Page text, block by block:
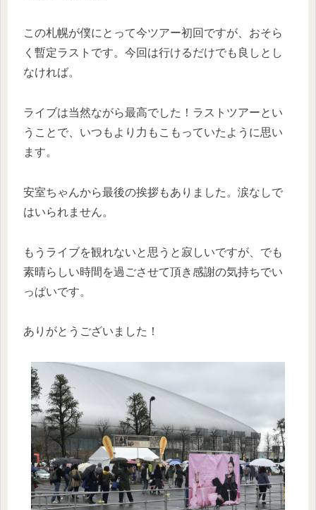
この札幌が僕にとって今ツアー初回ですが、おそら
く暫定ラストです。今回は行けるだけでも良しとし
なければ。
ライブは当然ながら最高でした！ラストツアーとい
うことで、いつもより力もこもっていたように思い
ます。
安室ちゃんから最後の挨拶もありました。涙なしで
はいられません。
もうライブを観れないと思うと寂しいですが、でも
素晴らしい時間を過ごさせて頂き感謝の気持ちでい
っぱいです。
ありがとうございました！